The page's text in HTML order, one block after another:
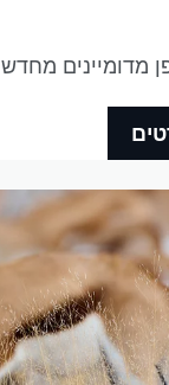
מדומיינים מחדש